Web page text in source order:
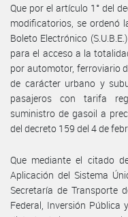
Que por el artículo 1° del
modificatorios, se ordenó
Boleto Electrónico
para el acceso a la
por automotor, ferroviario
de carácter urbano y
pasajeros con tarifa
suministro de gasoil a
del decreto 159 del 4 de
Que mediante el citado
Aplicación del Sistema
Secretaría de Transporte
Federal, Inversión Pública